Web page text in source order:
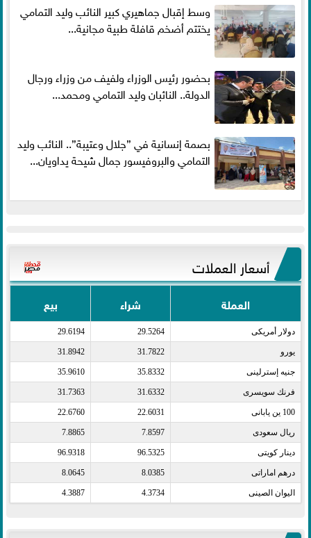
وسط إقبال جماهيري كبير النائب وليد التمامي
يختتم أضخم قافلة طبية مجانية...
بحضور رئيس الوزراء ولفيف من وزراء ورجال
الدولة.. النائبان وليد التمامي ومحمد...
بصمة إنسانية في ”جلال وعتيبة”.. النائب وليد
التمامي والبروفيسور جمال شيحة يداويان...
أسعار العملات
العملة شراء بيع
دولار أمريكى​ 29.5264
29.6194
يورو​ 31.7822
31.8942
جنيه إسترلينى​ 35.8332
35.9610
فرنك سويسرى​ 31.6332
31.7363
100 ين يابانى​ 22.6031
22.6760
ريال سعودى​ 7.8597
7.8865
دينار كويتى​ 96.5325
96.9318
درهم اماراتى​ 8.0385
8.0645
اليوان الصينى​ 4.3734
4.3887